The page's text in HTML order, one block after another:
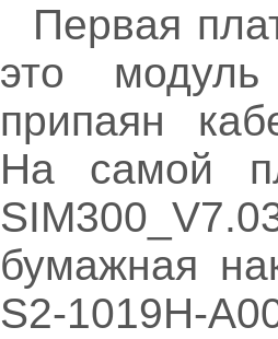
Первая
это
припаян
На самой
бумажная
S2-